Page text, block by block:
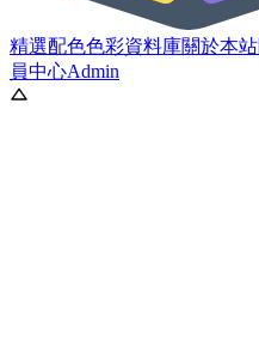
精選配色色彩資料庫關於本站
員中心Admin